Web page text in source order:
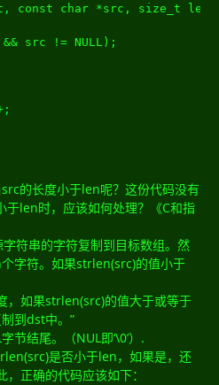
, const char *src , size_t len
&& src != NULL );
的长度小于len呢？这份代码没有
于len时，应该如何处理？《C和指
符串的字符复制到目标数组。然
字符。如果strlen(src)的值小于
，如果strlen(src)的值大于或等于
到dst中。”
节结尾。（NUL即‘\0’）.
是否小于len，如果是，还
正确的代码应该如下：